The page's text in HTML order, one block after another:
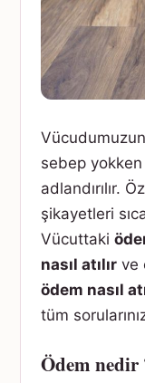
sebep
adlandırılır.
şikayetleri
Vücuttaki
nasıl atılır ve
ödem nasıl
tüm
Ödem nedir